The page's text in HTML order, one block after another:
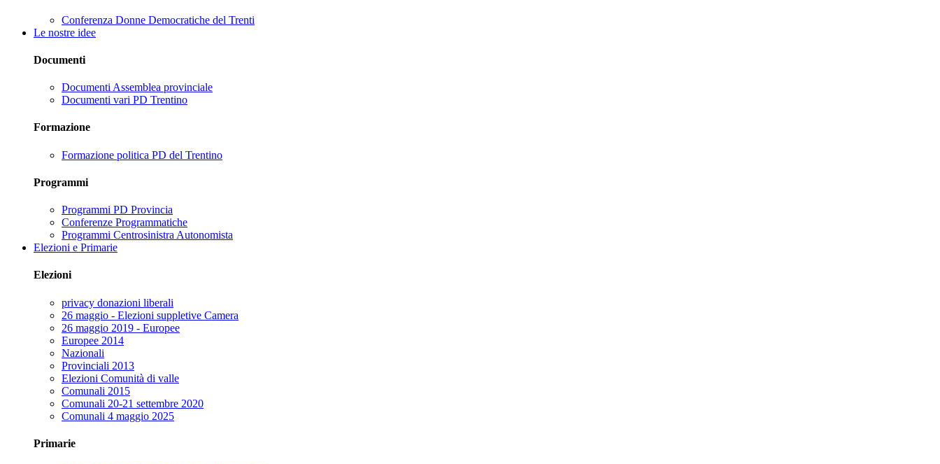
Conferenza Donne Democratiche del Trenti
Le nostre idee
Documenti
Documenti Assemblea provinciale
Documenti vari PD Trentino
Formazione
Formazione politica PD del Trentino
Programmi
Programmi PD Provincia
Conferenze Programmatiche
Programmi Centrosinistra Autonomista
Elezioni e Primarie
Elezioni
privacy donazioni liberali
26 maggio - Elezioni suppletive Camera
26 maggio 2019 - Europee
Europee 2014
Nazionali
Provinciali 2013
Elezioni Comunità di valle
Comunali 2015
Comunali 20-21 settembre 2020
Comunali 4 maggio 2025
Primarie